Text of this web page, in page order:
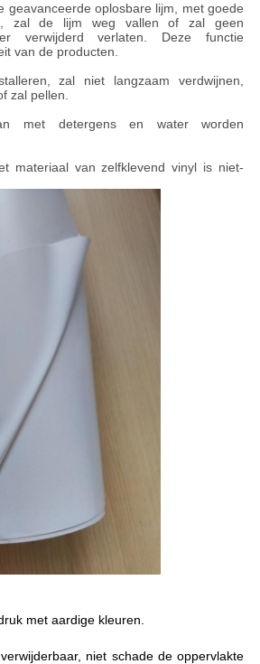
geavanceerde oplosbare lijm, met goede
zal de lijm weg vallen of zal geen
verwijderd verlaten. Deze functie
van de producten.
zal niet langzaam verdwijnen,
zal pellen.
met detergens en water worden
materiaal van zelfklevend vinyl is niet-
met aardige kleuren.
niet schade de oppervlakte